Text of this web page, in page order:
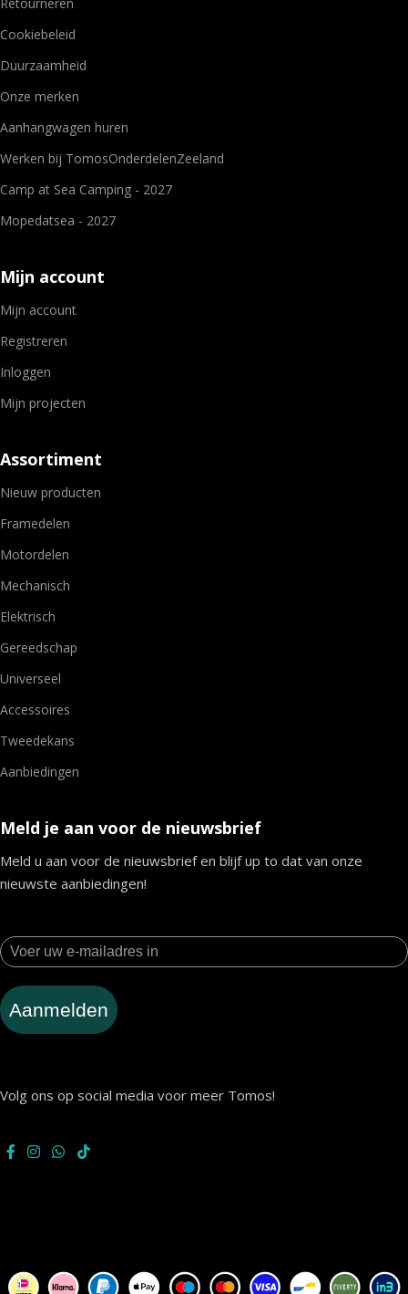
Cookiebeleid
Duurzaamheid
Onze merken
Aanhangwagen huren
Werken bij TomosOnderdelenZeeland
Camp at Sea Camping - 2027
Mopedatsea - 2027
Mijn account
Mijn account
Registreren
Inloggen
Mijn projecten
Assortiment
Nieuw producten
Framedelen
Motordelen
Mechanisch
Elektrisch
Gereedschap
Universeel
Accessoires
Tweedekans
Aanbiedingen
Meld je aan voor de nieuwsbrief
Meld u aan voor de nieuwsbrief en blijf up to dat van onze
nieuwste aanbiedingen!
Aanmelden
Volg ons op social media voor meer Tomos!